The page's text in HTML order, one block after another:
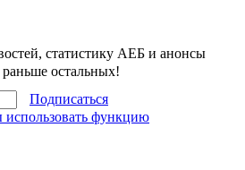
статистику АЕБ и анонсы
остальных!
Подписаться